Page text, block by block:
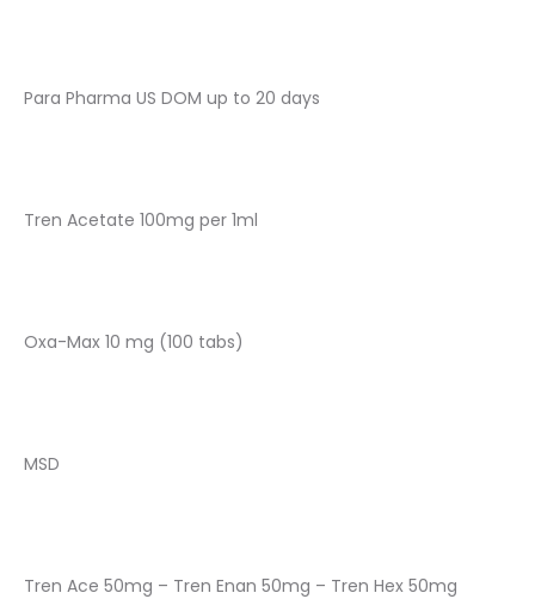
Para Pharma US DOM up to 20 days
Tren Acetate 100mg per 1ml
Oxa-Max 10 mg (100 tabs)
MSD
Tren Ace 50mg – Tren Enan 50mg – Tren Hex 50mg